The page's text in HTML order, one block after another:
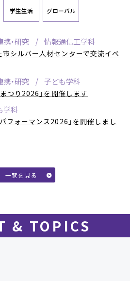
学生生活 グローバル
携・研究 情報通信工学科
シルバー人材センターで交流イベ
携・研究 子ども学科
つり2026」を開催します
学科
フォーマンス2026」を開催しまし
一覧を見る
& TOPICS